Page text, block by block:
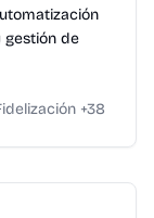
gestión de
+38